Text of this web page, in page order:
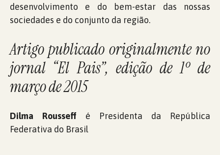
desenvolvimento e do bem-estar das nossas
sociedades e do conjunto da região.
Artigo publicado originalmente no
jornal “El Pais”, edição de 1º de
março de 2015
Dilma Rousseff é Presidenta da República
Federativa do Brasil